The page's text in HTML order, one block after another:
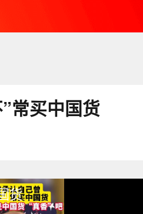
常买中国货
货